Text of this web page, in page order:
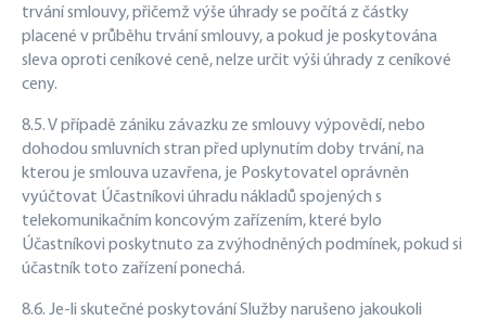
trvání smlouvy, přičemž výše úhrady se počítá z částky
placené v průběhu trvání smlouvy, a pokud je poskytována
sleva oproti ceníkové ceně, nelze určit výši úhrady z ceníkové
ceny.
8.5. V případě zániku závazku ze smlouvy výpovědí, nebo
dohodou smluvních stran před uplynutím doby trvání, na
kterou je smlouva uzavřena, je Poskytovatel oprávněn
vyúčtovat Účastníkovi úhradu nákladů spojených s
telekomunikačním koncovým zařízením, které bylo
Účastníkovi poskytnuto za zvýhodněných podmínek, pokud si
účastník toto zařízení ponechá.
8.6. Je-li skutečné poskytování Služby narušeno jakoukoli